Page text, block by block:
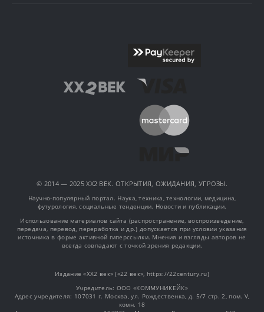
© 2014 — 2025 XX2 ВЕК. ОТКРЫТИЯ, ОЖИДАНИЯ, УГРОЗЫ.
Научно-популярный портал. Наука, техника, технологии, медицина,
футурология, социальные тенденции. Новости и публикации.
Использование материалов сайта (распространение, воспроизведение,
передача, перевод, переработка и др.) допускается при условии указания
источника в форме активной гиперссылки. Мнения и взгляды авторов не
всегда совпадают с точкой зрения редакции.
Издание «XX2 век» («22 век», https://22century.ru)
Учредитель: OOO «КОММУНИКЕЙК»
Адрес учредителя: 107031 г. Москва, ул. Рождественка, д. 5/7 стр. 2, пом. V,
комн. 18